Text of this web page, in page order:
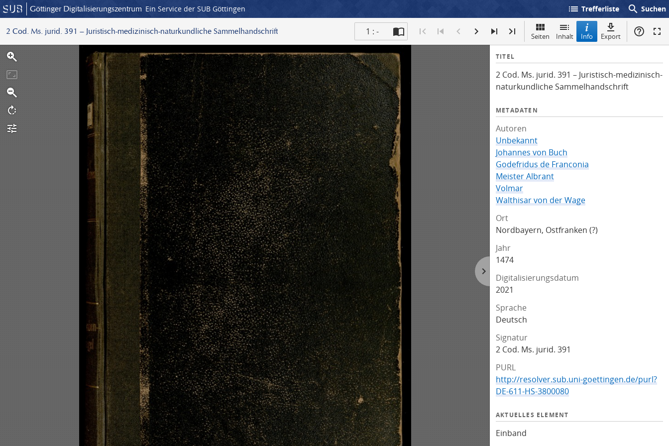
Göttinger Digitalisierungszentrum Ein Service der SUB Göttingen list Trefferliste search Suchen
2 Cod. Ms. jurid. 391 – Juristisch-medizinisch-naturkundliche Sammelhandschrift 1 : - Seiten Inhalt Info Export
I
f
o
TITEL
2 Cod. Ms. jurid. 391 – Juristisch-medizinisch-
naturkundliche Sammelhandschrift
METADATEN
Autoren
Unbekannt
Johannes von Buch
Godefridus de Franconia
Meister Albrant
Volmar
Walthisar von der Wage
Ort
Nordbayern, Ostfranken (?)
Jahr
1474
Digitalisierungsdatum
2021
Sprache
Deutsch
Signatur
2 Cod. Ms. jurid. 391
PURL
http://resolver.sub.uni-goettingen.de/purl?
DE-611-HS-3800080
AKTUELLES ELEMENT
Einband